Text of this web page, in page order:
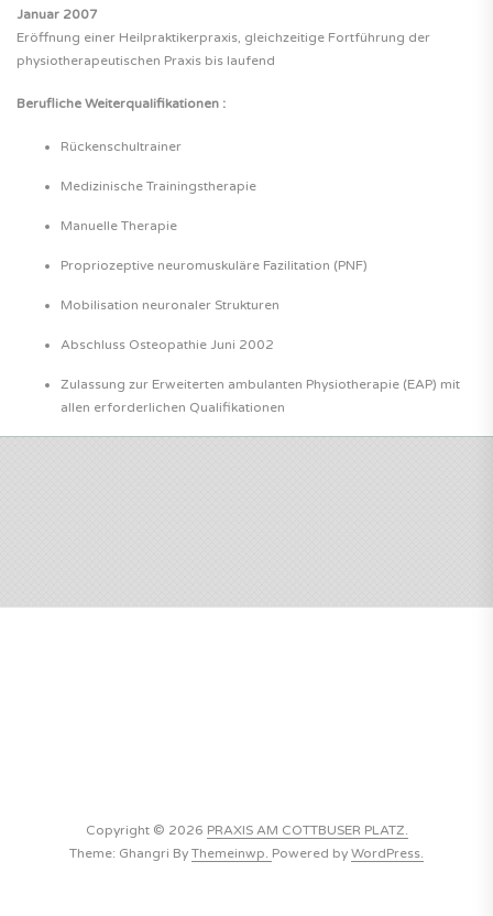
Januar 2007
Eröffnung einer Heilpraktikerpraxis, gleichzeitige Fortführung der
physiotherapeutischen Praxis bis laufend
Berufliche Weiterqualifikationen :
Rückenschultrainer
Medizinische Trainingstherapie
Manuelle Therapie
Propriozeptive neuromuskuläre Fazilitation (PNF)
Mobilisation neuronaler Strukturen
Abschluss Osteopathie Juni 2002
Zulassung zur Erweiterten ambulanten Physiotherapie (EAP) mit
allen erforderlichen Qualifikationen
Copyright © 2026 PRAXIS AM COTTBUSER PLATZ.
Theme: Ghangri By Themeinwp. Powered by WordPress.